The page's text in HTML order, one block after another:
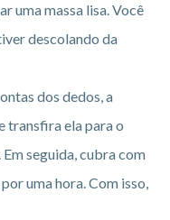
uma massa lisa. Você
descolando da
dos dedos, a
transfira ela para o
seguida, cubra com
uma hora. Com isso,